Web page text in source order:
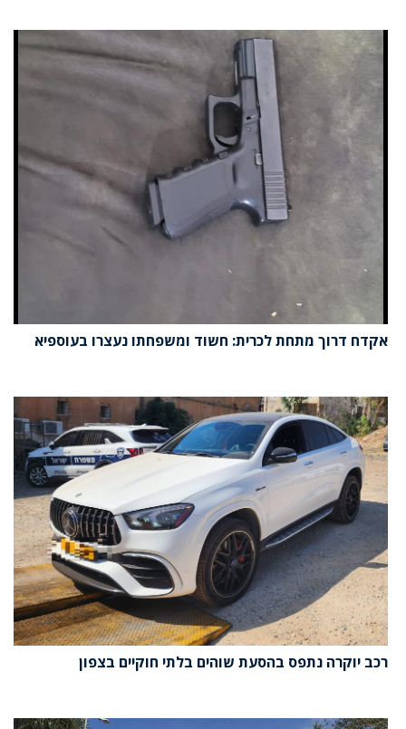
אקדח דרוך מתחת לכרית: חשוד ומשפחתו נעצרו בעוספיא
רכב יוקרה נתפס בהסעת שוהים בלתי חוקיים בצפון